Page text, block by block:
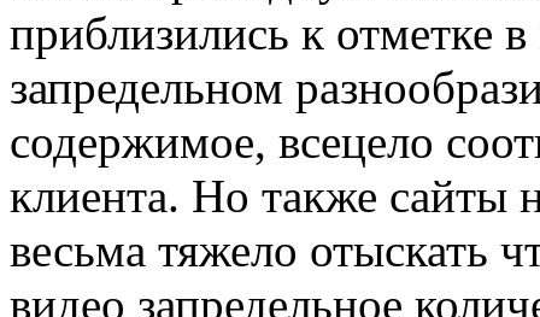
приблизились к отметке
запредельном
содержимое, всецело
клиента. Но также сайты
весьма тяжело отыскать
видео запредельное